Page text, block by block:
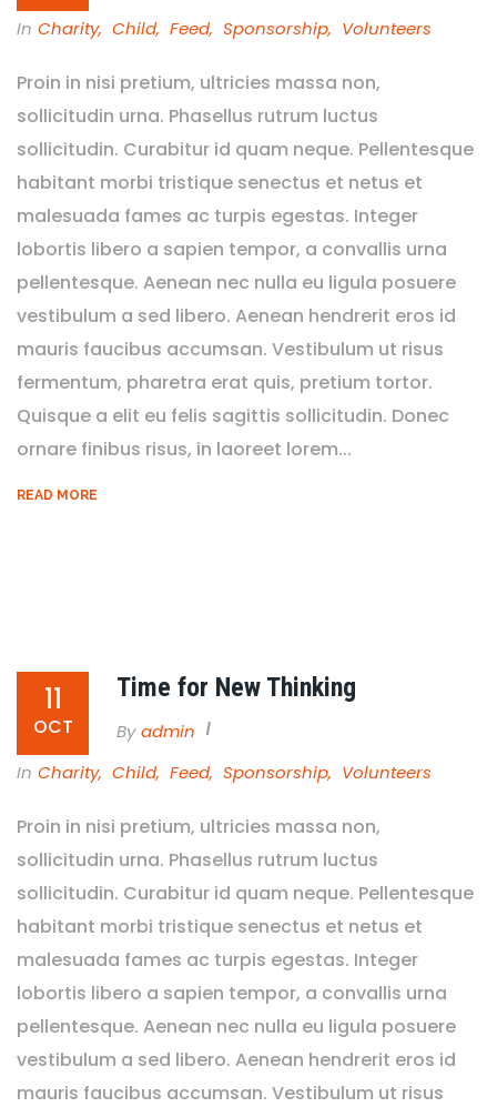
In Charity, Child, Feed, Sponsorship, Volunteers
Proin in nisi pretium, ultricies massa non,
sollicitudin urna. Phasellus rutrum luctus
sollicitudin. Curabitur id quam neque. Pellentesque
habitant morbi tristique senectus et netus et
malesuada fames ac turpis egestas. Integer
lobortis libero a sapien tempor, a convallis urna
pellentesque. Aenean nec nulla eu ligula posuere
vestibulum a sed libero. Aenean hendrerit eros id
mauris faucibus accumsan. Vestibulum ut risus
fermentum, pharetra erat quis, pretium tortor.
Quisque a elit eu felis sagittis sollicitudin. Donec
ornare finibus risus, in laoreet lorem...
READ MORE
11
OCT
Time for New Thinking
By Admin
In Charity, Child, Feed, Sponsorship, Volunteers
Proin in nisi pretium, ultricies massa non,
sollicitudin urna. Phasellus rutrum luctus
sollicitudin. Curabitur id quam neque. Pellentesque
habitant morbi tristique senectus et netus et
malesuada fames ac turpis egestas. Integer
lobortis libero a sapien tempor, a convallis urna
pellentesque. Aenean nec nulla eu ligula posuere
vestibulum a sed libero. Aenean hendrerit eros id
mauris faucibus accumsan. Vestibulum ut risus